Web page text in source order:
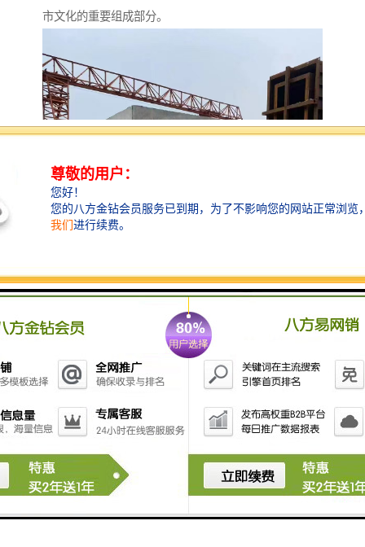
市文化的重要组成部分。
检查井：传承城市文化的载体
在一些具有悠久历史的城市中，检查井不仅是地下管线
系统的重要组成部分，还承载着丰富的城市文化。它们
见证了城市的发展历程和变迁，成为了城市文化的重要